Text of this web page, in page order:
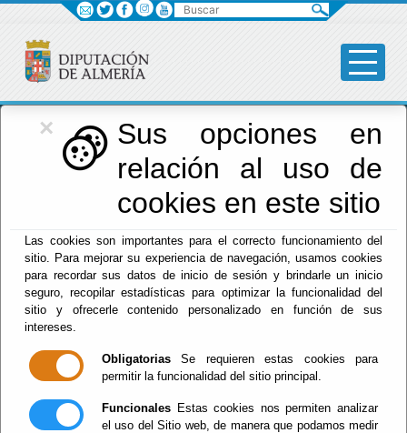
×
Sus opciones en
relación al uso de
cookies en este sitio
Las cookies son importantes para el correcto funcionamiento del
sitio. Para mejorar su experiencia de navegación, usamos cookies
para recordar sus datos de inicio de sesión y brindarle un inicio
seguro, recopilar estadísticas para optimizar la funcionalidad del
sitio y ofrecerle contenido personalizado en función de sus
intereses.
Obligatorias Se requieren estas cookies para
permitir la funcionalidad del sitio principal.
Funcionales Estas cookies nos permiten analizar
el uso del Sitio web, de manera que podamos medir
Diputación
Menú Diputación
Asistencia
municipios
Área de Asistencia a
Buscar